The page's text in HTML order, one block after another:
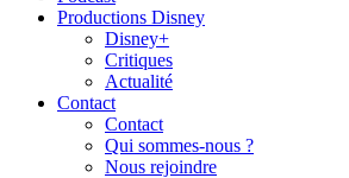
Productions Disney
Disney+
Critiques
Actualité
Contact
Contact
Qui sommes-nous ?
Nous rejoindre